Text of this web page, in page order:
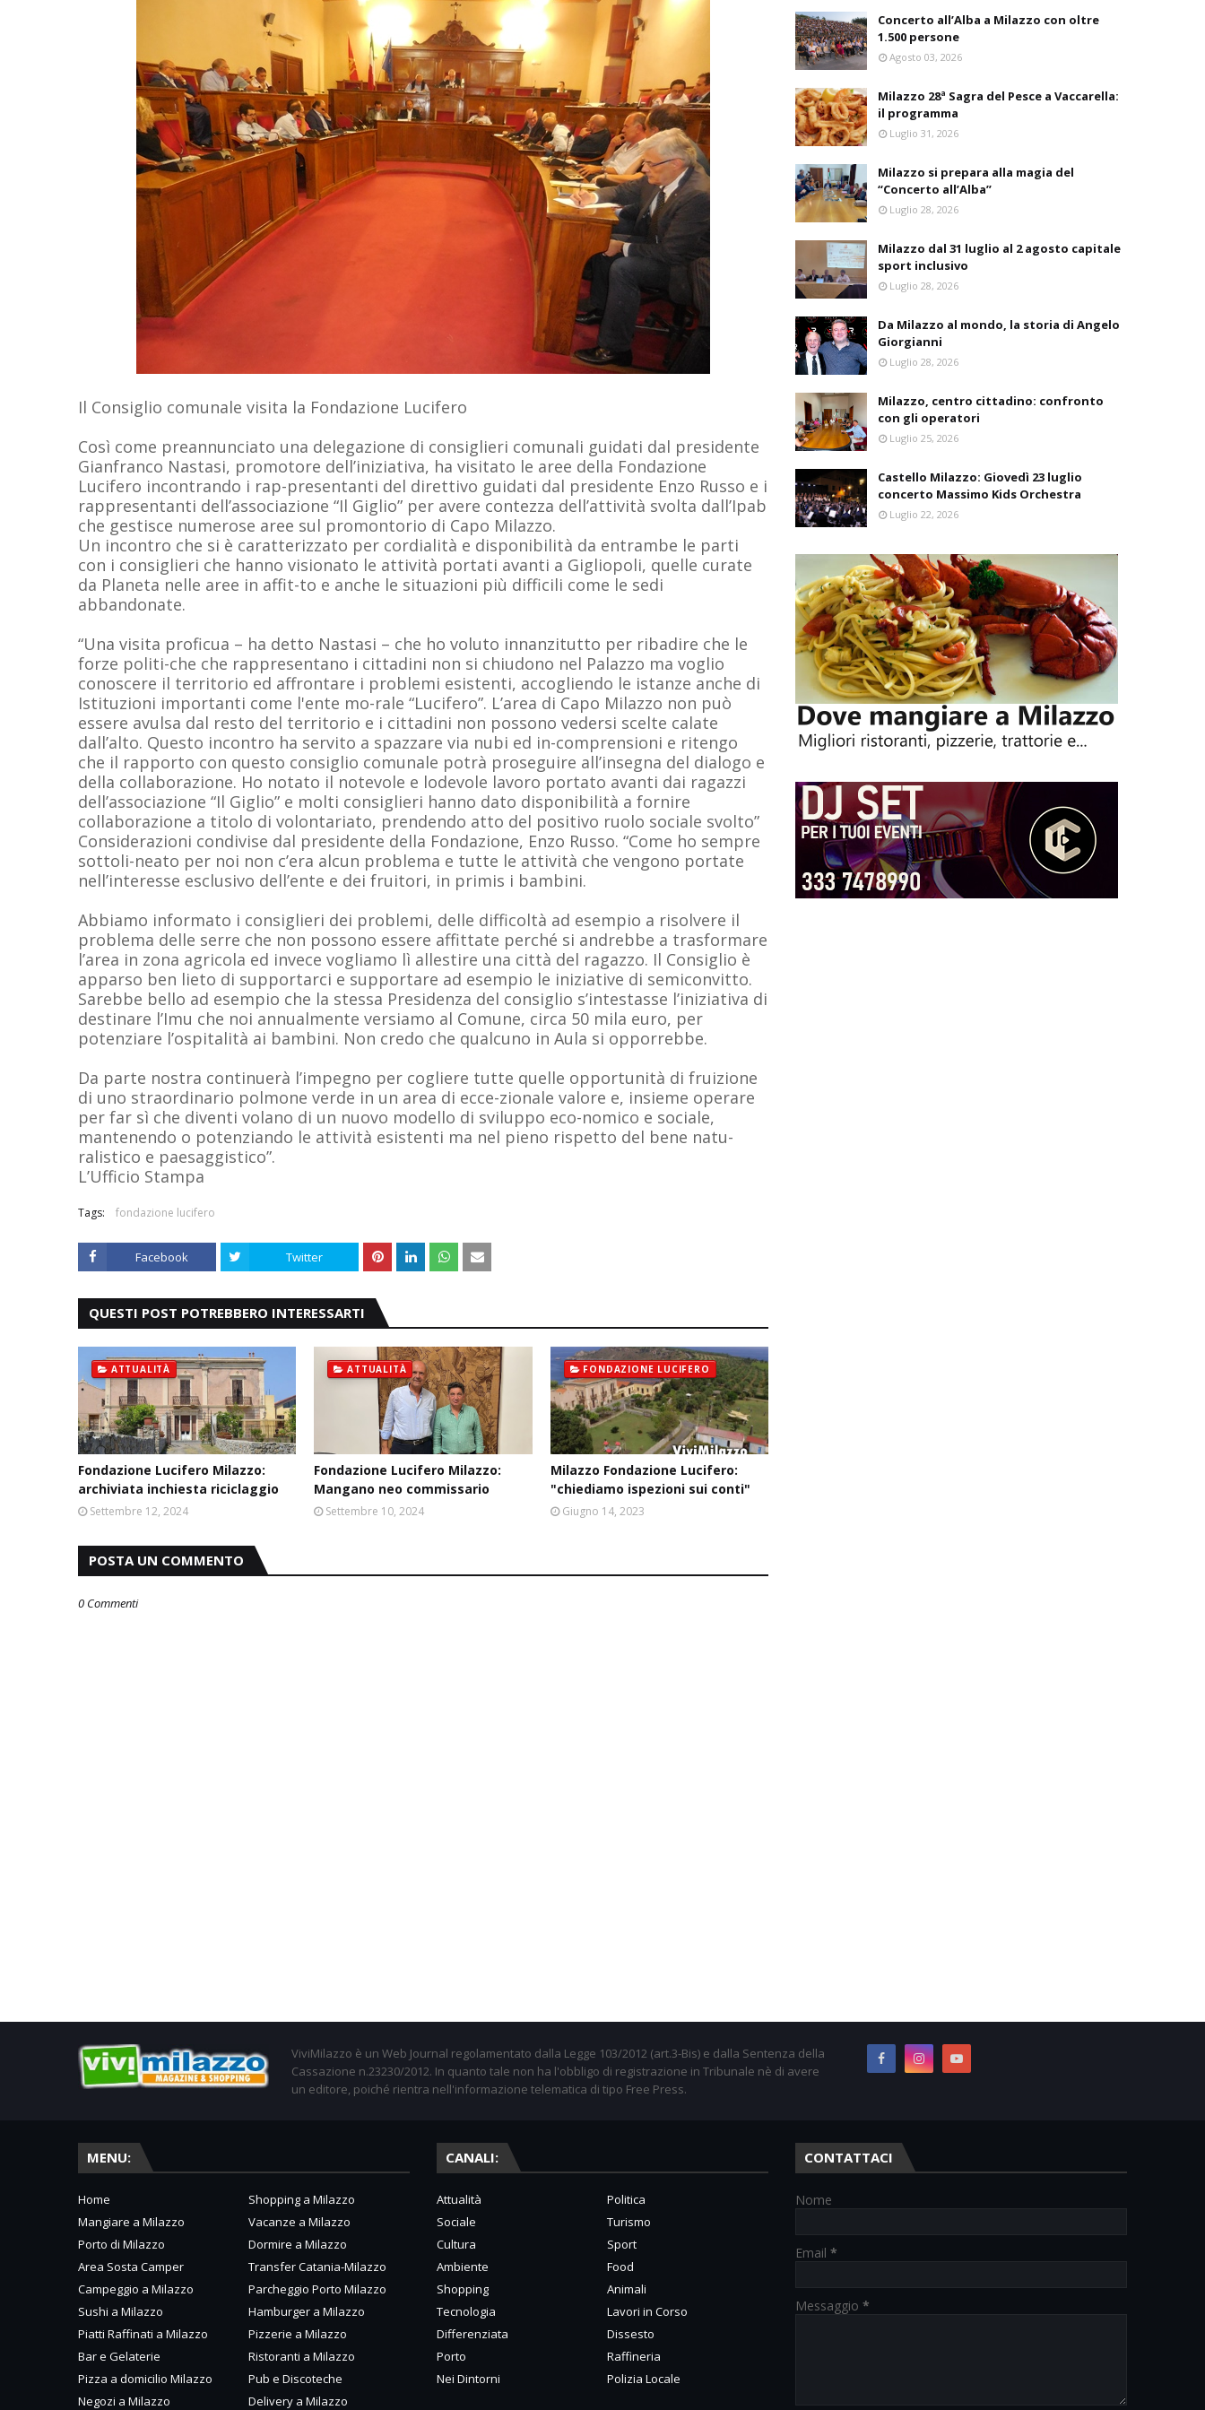
Il Consiglio comunale visita la Fondazione Lucifero
Così come preannunciato una delegazione di consiglieri comunali guidati dal presidente
Gianfranco Nastasi, promotore dell’iniziativa, ha visitato le aree della Fondazione
Lucifero incontrando i rap-presentanti del direttivo guidati dal presidente Enzo Russo e i
rappresentanti dell’associazione “Il Giglio” per avere contezza dell’attività svolta dall’Ipab
che gestisce numerose aree sul promontorio di Capo Milazzo.
Un incontro che si è caratterizzato per cordialità e disponibilità da entrambe le parti
con i consiglieri che hanno visionato le attività portati avanti a Gigliopoli, quelle curate
da Planeta nelle aree in affit-to e anche le situazioni più difficili come le sedi
abbandonate.
“Una visita proficua – ha detto Nastasi – che ho voluto innanzitutto per ribadire che le
forze politi-che che rappresentano i cittadini non si chiudono nel Palazzo ma voglio
conoscere il territorio ed affrontare i problemi esistenti, accogliendo le istanze anche di
Istituzioni importanti come l'ente mo-rale “Lucifero”. L’area di Capo Milazzo non può
essere avulsa dal resto del territorio e i cittadini non possono vedersi scelte calate
dall’alto. Questo incontro ha servito a spazzare via nubi ed in-comprensioni e ritengo
che il rapporto con questo consiglio comunale potrà proseguire all’insegna del dialogo e
della collaborazione. Ho notato il notevole e lodevole lavoro portato avanti dai ragazzi
dell’associazione “Il Giglio” e molti consiglieri hanno dato disponibilità a fornire
collaborazione a titolo di volontariato, prendendo atto del positivo ruolo sociale svolto”
Considerazioni condivise dal presidente della Fondazione, Enzo Russo. “Come ho sempre
sottoli-neato per noi non c’era alcun problema e tutte le attività che vengono portate
nell’interesse esclusivo dell’ente e dei fruitori, in primis i bambini.
Abbiamo informato i consiglieri dei problemi, delle difficoltà ad esempio a risolvere il
problema delle serre che non possono essere affittate perché si andrebbe a trasformare
l’area in zona agricola ed invece vogliamo lì allestire una città del ragazzo. Il Consiglio è
apparso ben lieto di supportarci e supportare ad esempio le iniziative di semiconvitto.
Sarebbe bello ad esempio che la stessa Presidenza del consiglio s’intestasse l’iniziativa di
destinare l’Imu che noi annualmente versiamo al Comune, circa 50 mila euro, per
potenziare l’ospitalità ai bambini. Non credo che qualcuno in Aula si opporrebbe.
Da parte nostra continuerà l’impegno per cogliere tutte quelle opportunità di fruizione
di uno straordinario polmone verde in un area di ecce-zionale valore e, insieme operare
per far sì che diventi volano di un nuovo modello di sviluppo eco-nomico e sociale,
mantenendo o potenziando le attività esistenti ma nel pieno rispetto del bene natu-
ralistico e paesaggistico”.
L’Ufficio Stampa
Tags: fondazione lucifero
Facebook Twitter
QUESTI POST POTREBBERO INTERESSARTI
ATTUALITÀ
Fondazione Lucifero Milazzo:
archiviata inchiesta riciclaggio
Settembre 12, 2024
ATTUALITÀ
Fondazione Lucifero Milazzo:
Mangano neo commissario
Settembre 10, 2024
FONDAZIONE LUCIFERO
Milazzo Fondazione Lucifero:
"chiediamo ispezioni sui conti"
Giugno 14, 2023
POSTA UN COMMENTO
0 Commenti
Concerto all’Alba a Milazzo con oltre
1.500 persone
Agosto 03, 2026
Milazzo 28ª Sagra del Pesce a Vaccarella:
il programma
Luglio 31, 2026
Milazzo si prepara alla magia del
“Concerto all’Alba”
Luglio 28, 2026
Milazzo dal 31 luglio al 2 agosto capitale
sport inclusivo
Luglio 28, 2026
Da Milazzo al mondo, la storia di Angelo
Giorgianni
Luglio 28, 2026
Milazzo, centro cittadino: confronto
con gli operatori
Luglio 25, 2026
Castello Milazzo: Giovedì 23 luglio
concerto Massimo Kids Orchestra
Luglio 22, 2026
ViviMilazzo è un Web Journal regolamentato dalla Legge 103/2012 (art.3-Bis) e dalla Sentenza della
Cassazione n.23230/2012. In quanto tale non ha l'obbligo di registrazione in Tribunale nè di avere
un editore, poiché rientra nell'informazione telematica di tipo Free Press.
MENU:
Home
Shopping a Milazzo
Mangiare a Milazzo
Vacanze a Milazzo
Porto di Milazzo
Dormire a Milazzo
Area Sosta Camper
Transfer Catania-Milazzo
Campeggio a Milazzo
Parcheggio Porto Milazzo
Sushi a Milazzo
Hamburger a Milazzo
Piatti Raffinati a Milazzo
Pizzerie a Milazzo
Bar e Gelaterie
Ristoranti a Milazzo
Pizza a domicilio Milazzo
Pub e Discoteche
Negozi a Milazzo
Delivery a Milazzo
CANALI:
Attualità
Politica
Sociale
Turismo
Cultura
Sport
Ambiente
Food
Shopping
Animali
Tecnologia
Lavori in Corso
Differenziata
Dissesto
Porto
Raffineria
Nei Dintorni
Polizia Locale
CONTATTACI
Nome
Email *
Messaggio *